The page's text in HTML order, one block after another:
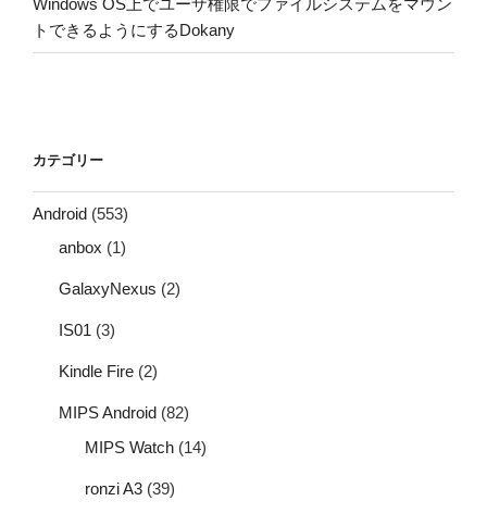
Windows OS上でユーザ権限でファイルシステムをマウン
トできるようにするDokany
カテゴリー
Android (553)
anbox (1)
GalaxyNexus (2)
IS01 (3)
Kindle Fire (2)
MIPS Android (82)
MIPS Watch (14)
ronzi A3 (39)